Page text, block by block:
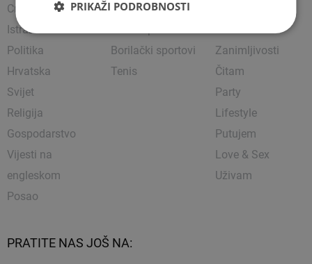
Crna kronika
Istražili smo
Politika
Hrvatska
Svijet
Religija
Gospodarstvo
Vijesti na
engleskom
Posao
Rukomet
Borilački sportovi
Tenis
Zanimljivosti
Čitam
Party
Lifestyle
Putujem
Love & Sex
Uživam
PRATITE NAS JOŠ NA:
PRIKAŽI PODROBNOSTI